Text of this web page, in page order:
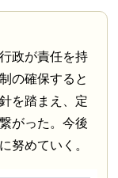
政が責任を持
の確保すると
を踏まえ、定
がった。今後
努めていく。